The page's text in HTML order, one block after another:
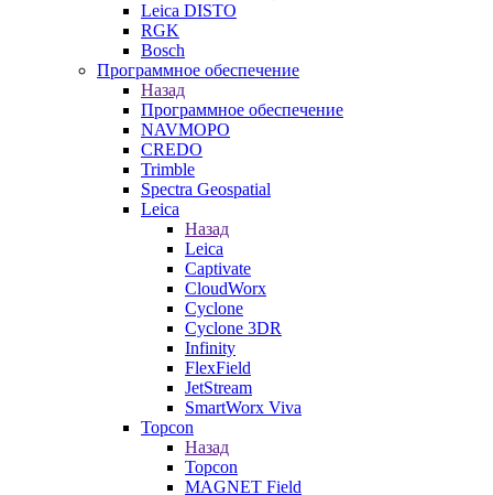
Leica DISTO
RGK
Bosch
Программное обеспечение
Назад
Программное обеспечение
NAVMOPO
CREDO
Trimble
Spectra Geospatial
Leica
Назад
Leica
Captivate
CloudWorx
Cyclone
Cyclone 3DR
Infinity
FlexField
JetStream
SmartWorx Viva
Topcon
Назад
Topcon
MAGNET Field